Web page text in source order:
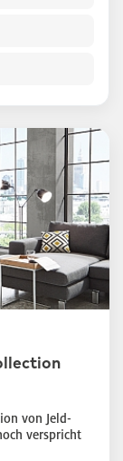
von Jeld-
verspricht